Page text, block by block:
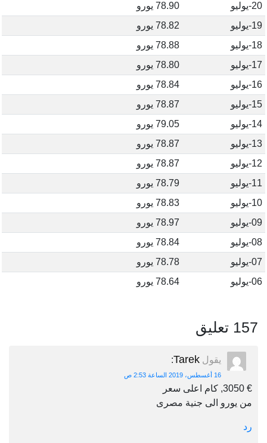
20-يوليو
78.90 يورو
19-يوليو
78.82 يورو
18-يوليو
78.88 يورو
17-يوليو
78.80 يورو
16-يوليو
78.84 يورو
15-يوليو
78.87 يورو
14-يوليو
79.05 يورو
13-يوليو
78.87 يورو
12-يوليو
78.87 يورو
11-يوليو
78.79 يورو
10-يوليو
78.83 يورو
09-يوليو
78.97 يورو
08-يوليو
78.84 يورو
07-يوليو
78.78 يورو
06-يوليو
78.64 يورو
157 تعليق
يقول Tarek
:
16 أغسطس، 2019 الساعة 2:53 ص
€ 3050, كام اعلى سعر
من يورو الى جنية مصرى
رد